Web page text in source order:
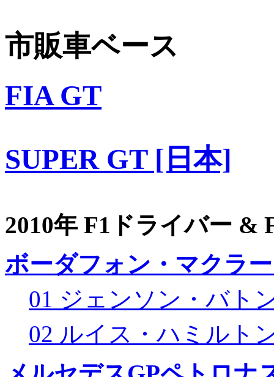
市販車ベース
FIA GT
SUPER GT [日本]
2010年 F1ドライバー &
ボーダフォン・マクラ
01 ジェンソン・バト
02 ルイス・ハミルト